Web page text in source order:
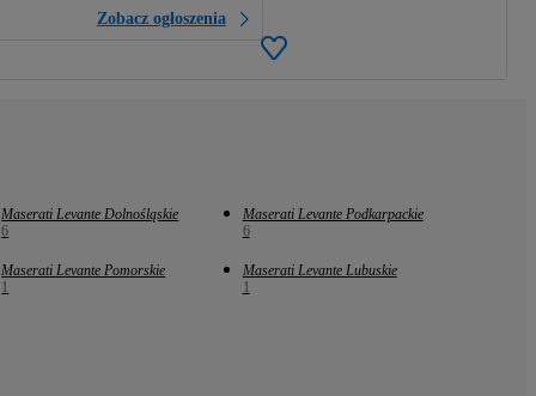
Zobacz ogłoszenia
Maserati Levante Dolnośląskie
6
Maserati Levante Podkarpackie
6
Maserati Levante Pomorskie
1
Maserati Levante Lubuskie
1